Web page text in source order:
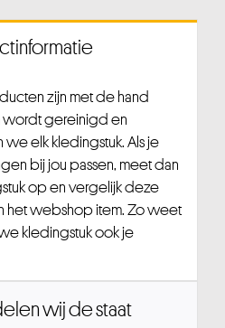
zijn met de hand
wordt gereinigd en
elk kledingstuk. Als je
bij jou passen, meet dan
op en vergelijk deze
het webshop item. Zo weet
kledingstuk ook je
wij de staat